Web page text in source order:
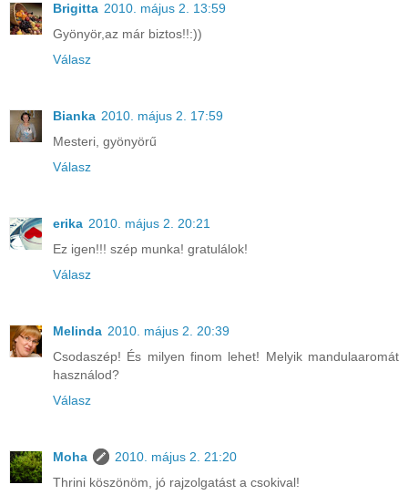
Brigitta 2010. május 2. 13:59
Gyönyör,az már biztos!!:))
Válasz
Bianka 2010. május 2. 17:59
Mesteri, gyönyörű
Válasz
erika 2010. május 2. 20:21
Ez igen!!! szép munka! gratulálok!
Válasz
Melinda 2010. május 2. 20:39
Csodaszép! És milyen finom lehet! Melyik mandulaaromát
használod?
Válasz
Moha
2010. május 2. 21:20
Thrini köszönöm, jó rajzolgatást a csokival!